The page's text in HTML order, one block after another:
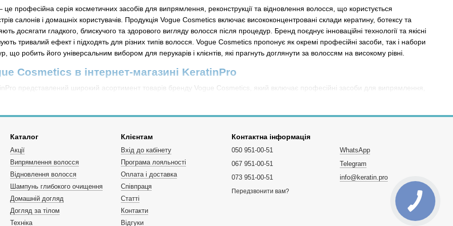
професійна серія косметичних засобів для випрямлення, реконструкції та відновлення волосся, що користується
салонів і домашніх користувачів. Продукція Vogue Cosmetics включає висококонцентровані склади кератину, ботексу та
досягати гладкого, блискучого та здорового вигляду волосся після процедур. Бренд поєднує інноваційні технології та якісні
тривалий ефект і підходять для різних типів волосся. Vogue Cosmetics пропонує як окремі професійні засоби, так і набори
що робить його універсальним вибором для перукарів і клієнтів, які прагнуть доглянути за волоссям на високому рівні.
Cosmetics в інтернет-магазині KeratinPro
представлений широкий асортимент товарів бренду Vogue Cosmetics, який включає професійні засоби для випрямлення,
Vogue Cosmetics
випрямлення волосся та зміцнення структури, що роблять волосся гладким і слухняним після процедури;
заповнює пошкоджені ділянки, надає м’якість та блиск;
метод реконструкції волосся, який забезпечує інтенсивне випрямлення;
очищення волосся перед процедурою, що забезпечує кращу адгезію активних компонентів;
що включають кератин або ботекс разом із супутніми засобами для оптимального результату.
Каталог
Акції
Випрямлення волосся
Відновлення волосся
Шампунь глибокого очищення
Домашній догляд
Догляд за тілом
Техніка
Клієнтам
Вхід до кабінету
Програма лояльності
Оплата і доставка
Співпраця
Статті
Контакти
Відгуки
Контактна інформація
050 951-00-51
067 951-00-51
073 951-00-51
Передзвонити вам?
WhatsApp
Telegram
info@keratin.pro